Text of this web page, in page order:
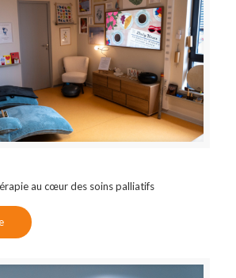
au cœur des soins palliatifs